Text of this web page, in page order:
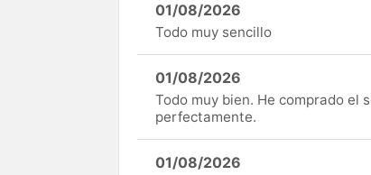
01/08/2026
Todo muy sencillo
01/08/2026
Todo muy bien. He comprado el
perfectamente.
01/08/2026